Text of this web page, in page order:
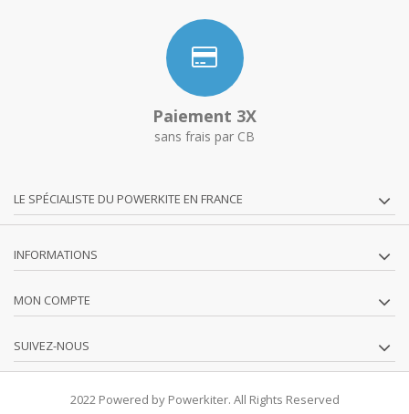
Paiement 3X
sans frais par CB
LE SPÉCIALISTE DU POWERKITE EN FRANCE
INFORMATIONS
MON COMPTE
SUIVEZ-NOUS
2022 Powered by Powerkiter. All Rights Reserved